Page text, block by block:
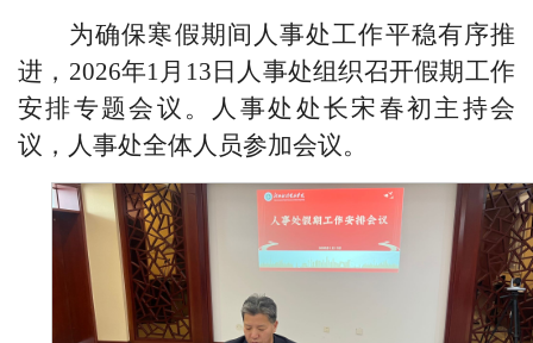
为确保寒假期间人事处工作平稳有序推
进，2026年1月13日人事处组织召开假期工作
安排专题会议。人事处处长宋春初主持会
议，人事处全体人员参加会议。